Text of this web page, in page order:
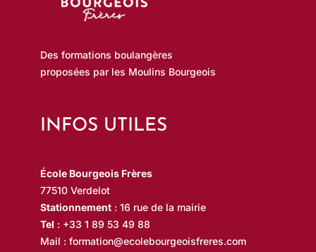
Des formations boulangères
proposées par les Moulins Bourgeois
INFOS UTILES
École Bourgeois Frères
77510 Verdelot
Stationnement: 16 rue de la mairie
Tel : +33 1 89 53 49 88
Mail : formation@ecolebourgeoisfreres.com